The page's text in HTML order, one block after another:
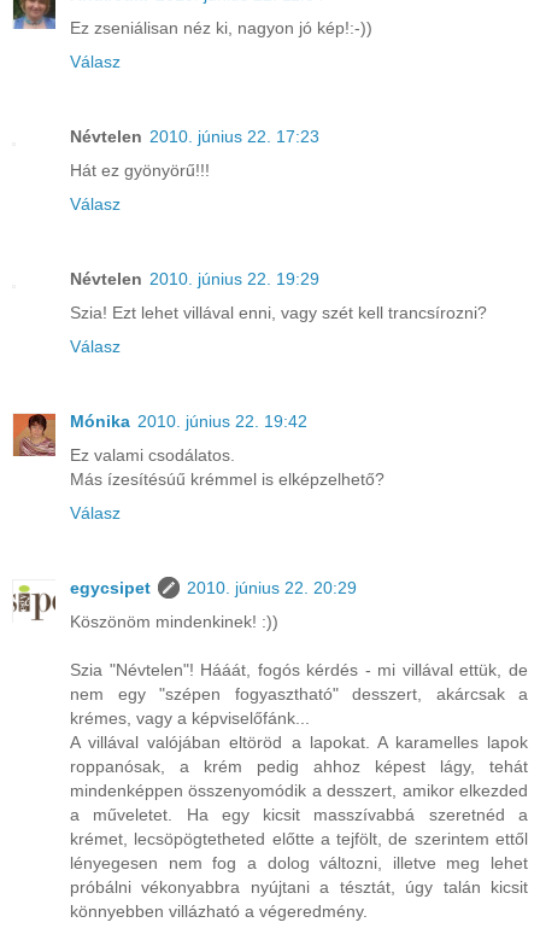
Ez zseniálisan néz ki, nagyon jó kép!:-))
Válasz
Névtelen 2010. június 22. 17:23
Hát ez gyönyörű!!!
Válasz
Névtelen 2010. június 22. 19:29
Szia! Ezt lehet villával enni, vagy szét kell trancsírozni?
Válasz
Mónika 2010. június 22. 19:42
Ez valami csodálatos.
Más ízesítésúű krémmel is elképzelhető?
Válasz
egycsipet
2010. június 22. 20:29
Köszönöm mindenkinek! :))
Szia "Névtelen"! Hááát, fogós kérdés - mi villával ettük, de
nem egy "szépen fogyasztható" desszert, akárcsak a
krémes, vagy a képviselőfánk...
A villával valójában eltöröd a lapokat. A karamelles lapok
roppanósak, a krém pedig ahhoz képest lágy, tehát
mindenképpen összenyomódik a desszert, amikor elkezded
a műveletet. Ha egy kicsit masszívabbá szeretnéd a
krémet, lecsöpögtetheted előtte a tejfölt, de szerintem ettől
lényegesen nem fog a dolog változni, illetve meg lehet
próbálni vékonyabbra nyújtani a tésztát, úgy talán kicsit
könnyebben villázható a végeredmény.